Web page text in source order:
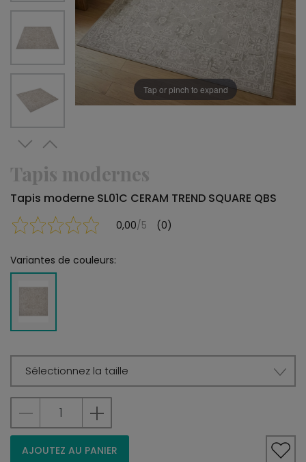
Tap or pinch to expand
Tapis modernes
Tapis moderne SL01C CERAM TREND SQUARE QBS
0,00/5 (0)
Variantes de couleurs:
Sélectionnez la taille
AJOUTEZ AU PANIER